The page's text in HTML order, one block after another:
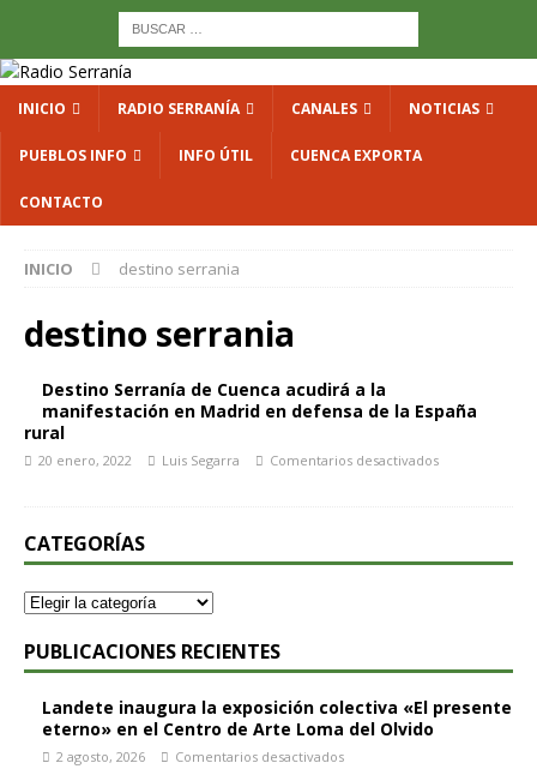
INICIO RADIO SERRANÍA CANALES NOTICIAS
PUEBLOS INFO INFO ÚTIL CUENCA EXPORTA
CONTACTO
INICIO destino serrania
destino serrania
Destino Serranía de Cuenca acudirá a la
manifestación en Madrid en defensa de la España
rural
20 enero, 2022 Luis Segarra Comentarios desactivados
CATEGORÍAS
PUBLICACIONES RECIENTES
Landete inaugura la exposición colectiva «El presente
eterno» en el Centro de Arte Loma del Olvido
2 agosto, 2026 Comentarios desactivados